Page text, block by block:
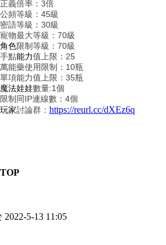
正義倍率：3倍
公頻等級：45級
密語等級：30級
寵物最大等級：70級
角色限制等級：70級
手點能力值上限：25
萬能藥使用限制：10瓶
單項能力值上限：35瓶
魔法娃娃數量:1個
限制同IP連線數：4個
玩家討論群： https://reurl.cc/dXEz6q
TOP
5-13 11:05